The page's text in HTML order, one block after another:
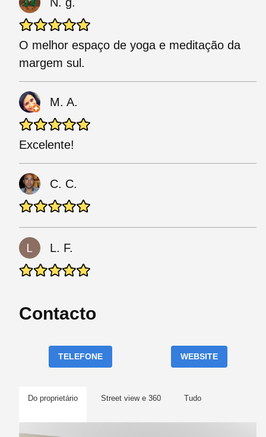
N. g.
O melhor espaço de yoga e meditação da
margem sul.
M. A.
Excelente!
C. C.
L. F.
Contacto
TELEFONE WEBSITE
Do proprietário Street view e 360 Tudo